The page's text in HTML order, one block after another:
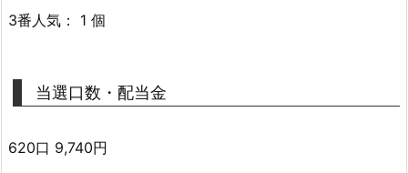
3番人気： 1 個
当選口数・配当金
620口 9,740円